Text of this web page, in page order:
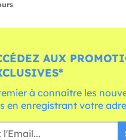
AUX
à connaître les
en enregistrant votre